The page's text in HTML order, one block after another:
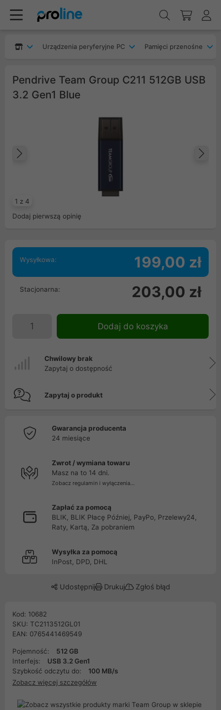
Urządzenia peryferyjne PC Pamięci przenośne
Pendrive Team Group C211 512GB USB
3.2 Gen1 Blue
1 z 4
Dodaj pierwszą opinię
Wysyłkowa: 199,00 zł
Stacjonarna: 203,00 zł
Dodaj do koszyka
Chwilowy brak
Zapytaj o dostępność
Zapytaj o produkt
Gwarancja producenta
24 miesiące
Zwrot / wymiana towaru
Masz na to 14 dni.
Zobacz regulamin i wyłączenia...
Zapłać za pomocą
BLIK, BLIK Płacę Później, PayPo, Przelewy24,
Raty, Kartą, Za pobraniem
Wysyłka za pomocą
InPost, DPD, DHL
Udostępnij Drukuj Zgłoś błąd
Kod: 10682
SKU: TC2113512GL01
EAN: 0765441469549
Pojemność:
512 GB
Interfejs:
USB 3.2 Gen1
Szybkość odczytu do:
100 MB/s
Zobacz więcej szczegółów